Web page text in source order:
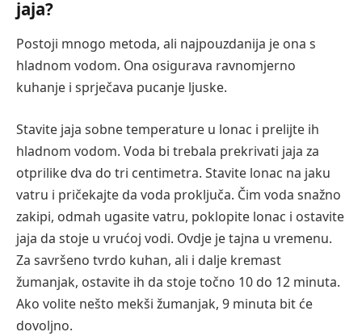
jaja?
Postoji mnogo metoda, ali najpouzdanija je ona s
hladnom vodom. Ona osigurava ravnomjerno
kuhanje i sprječava pucanje ljuske.
Stavite jaja sobne temperature u lonac i prelijte ih
hladnom vodom. Voda bi trebala prekrivati jaja za
otprilike dva do tri centimetra. Stavite lonac na jaku
vatru i pričekajte da voda proključa. Čim voda snažno
zakipi, odmah ugasite vatru, poklopite lonac i ostavite
jaja da stoje u vrućoj vodi. Ovdje je tajna u vremenu.
Za savršeno tvrdo kuhan, ali i dalje kremast
žumanjak, ostavite ih da stoje točno 10 do 12 minuta.
Ako volite nešto mekši žumanjak, 9 minuta bit će
dovoljno.